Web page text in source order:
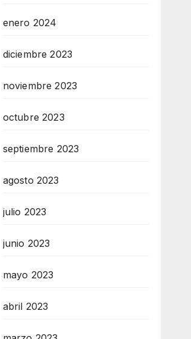
enero 2024
diciembre 2023
noviembre 2023
octubre 2023
septiembre 2023
agosto 2023
julio 2023
junio 2023
mayo 2023
abril 2023